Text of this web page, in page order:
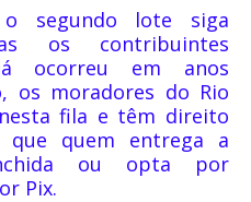
segundo lote siga
os contribuintes
ocorreu em anos
os moradores do Rio
fila e têm direito
quem entrega a
ou opta por
Pix.